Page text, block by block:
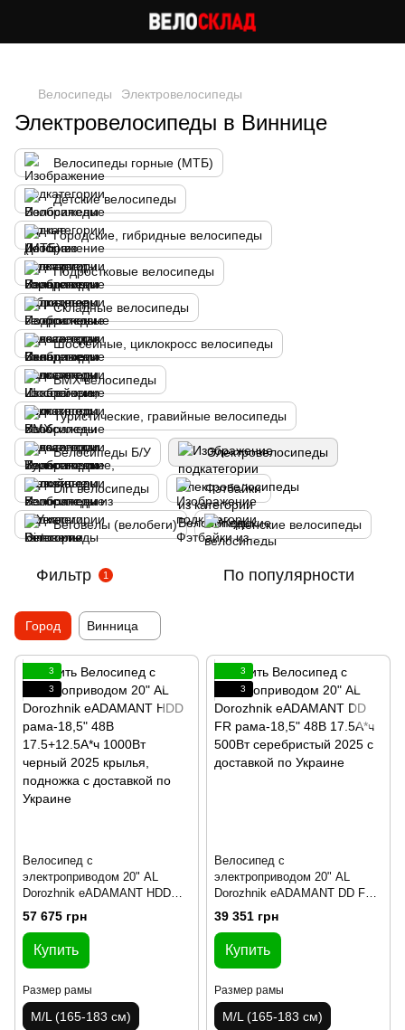
Велосипеды Электровелосипеды
Электровелосипеды в Виннице
Велосипеды горные (МТБ)
Детские велосипеды
Городские, гибридные велосипеды
Подростковые велосипеды
Складные велосипеды
Шоссейные, циклокросс велосипеды
BMX велосипеды
Туристические, гравийные велосипеды
Велосипеды Б/У Электровелосипеды
Dirt велосипеды Фэтбайки
Беговелы (велобеги) Женские велосипеды
Фильтр 1 По популярности
Город Винница
3
3
Велосипед с
электроприводом 20" AL
Dorozhnik eADAMANT HDD
рама-18,5" 48B 17.5+12.5А*ч
1000Вт черный 2025 крылья,
подножка
57 675 грн
Купить
Размер рамы
M/L (165-183 см)
3
3
Велосипед с
электроприводом 20" AL
Dorozhnik eADAMANT DD FR
рама-18,5" 48B 17.5А*ч 500Вт
серебристый 2025
39 351 грн
Купить
Размер рамы
M/L (165-183 см)